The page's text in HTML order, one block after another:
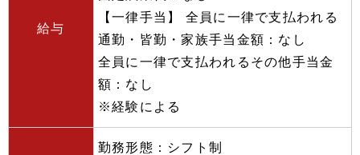
給与
【一律手当】 全員に一律で支払われる
通勤・皆勤・家族手当金額：なし
全員に一律で支払われるその他手当金
額：なし
※経験による
勤務形態：シフト制